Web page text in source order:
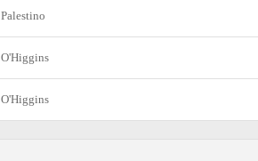
Palestino
O'Higgins
O'Higgins